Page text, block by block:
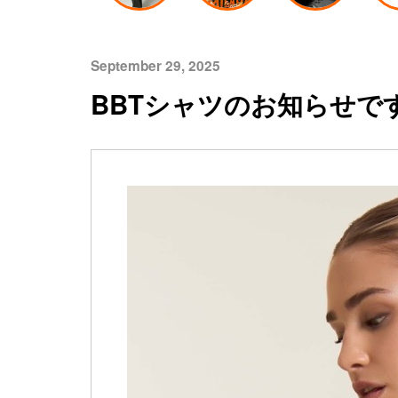
September 29, 2025
BBTシャツのお知らせで